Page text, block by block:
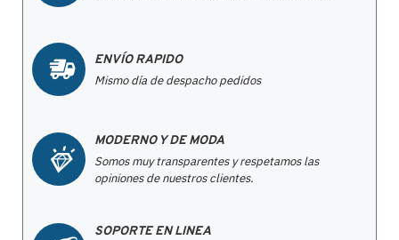
ENVÍO RAPIDO
Mismo día de despacho pedidos
MODERNO Y DE MODA
Somos muy transparentes y respetamos las
opiniones de nuestros clientes.
SOPORTE EN LINEA